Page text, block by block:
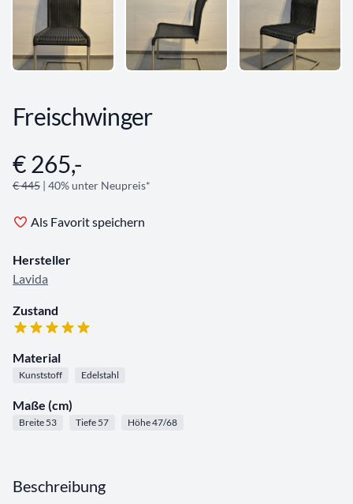
Freischwinger
Angebotsinformationen
€ 265,-
€ 445 | 40% unter Neupreis*
Als Favorit speichern
Hersteller
Lavida
Zustand
Material
Kunststoff Edelstahl
Maße (cm)
Breite 53 Tiefe 57 Höhe 47/68
Beschreibung